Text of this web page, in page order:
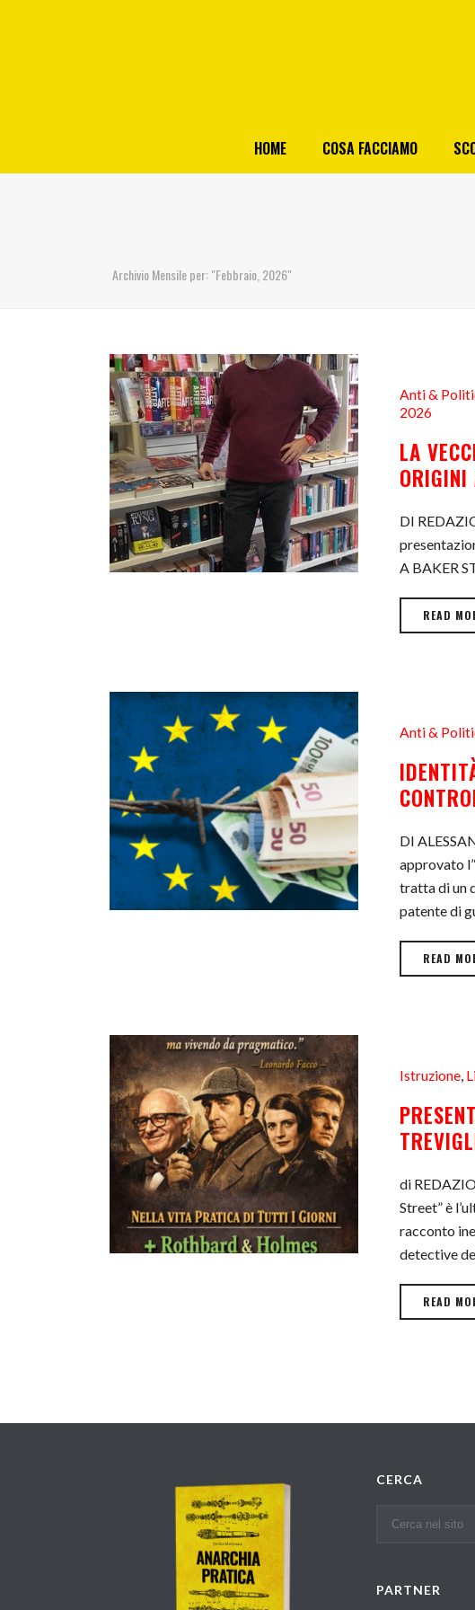
HOME COSA FACCIAMO
Archivio Mensile per: "Febbraio, 2026"
Anti &
2026
LA
ORIGINI
DI
A BAKER
READ
Anti &
DI
approvato
tratta di un
patente di
READ
Istruzione,
di
Street” è
racconto
detective
READ
CERCA
PARTNER